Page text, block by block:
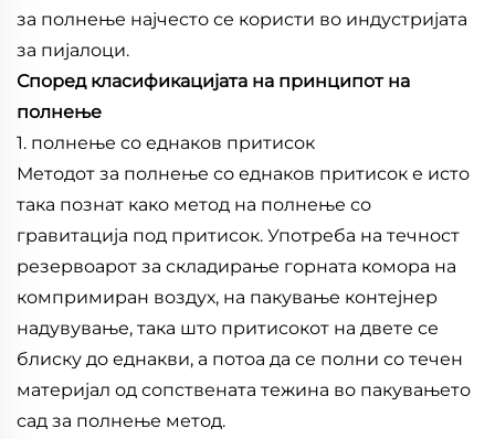
за полнење најчесто се користи во индустријата
за пијалоци.
Според класификацијата на принципот на
полнење
1. полнење со еднаков притисок
Методот за полнење со еднаков притисок е исто
така познат како метод на полнење со
гравитација под притисок. Употреба на течност
резервоарот за складирање горната комора на
компримиран воздух, на пакување контејнер
надувување, така што притисокот на двете се
блиску до еднакви, а потоа да се полни со течен
материјал од сопствената тежина во пакувањето
сад за полнење метод.